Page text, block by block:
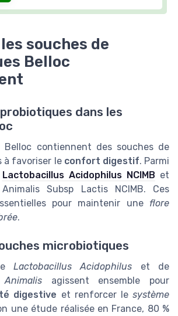
souches de
Belloc
dans les
Belloc contiennent des souches de
à favoriser le confort digestif. Parmi
Lactobacillus Acidophilus NCIMB et
Subsp Lactis NCIMB. Ces
pour maintenir une flore
.
microbiotiques
Lactobacillus Acidophilus et de
agissent ensemble pour
digestive et renforcer lesystème
une étude réalisée en France, 80 %